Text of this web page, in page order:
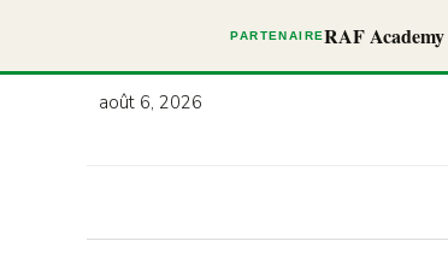
PARTENAIRERAF Academy
août 6, 2026